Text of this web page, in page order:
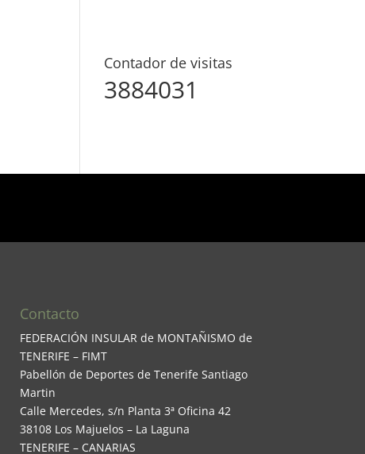
Contador de visitas
3884031
Contacto
FEDERACIÓN INSULAR de MONTAÑISMO de
TENERIFE – FIMT
Pabellón de Deportes de Tenerife Santiago
Martin
Calle Mercedes, s/n Planta 3ª Oficina 42
38108 Los Majuelos – La Laguna
TENERIFE – CANARIAS